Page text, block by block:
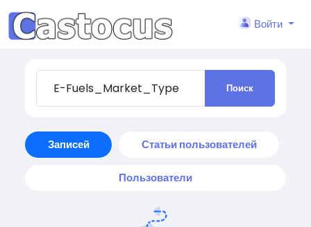
Войти
Поиск
Записей Статьи пользователей
Пользователи